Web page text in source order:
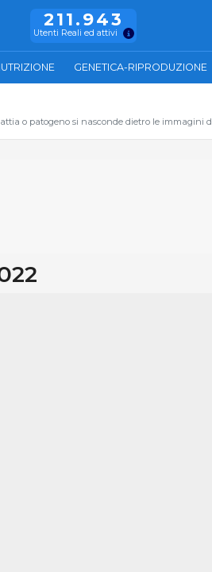
211.943
Utenti Reali ed attivi
GENETICA-RIPRODUZIONE
o patogeno si nasconde dietro le immagini